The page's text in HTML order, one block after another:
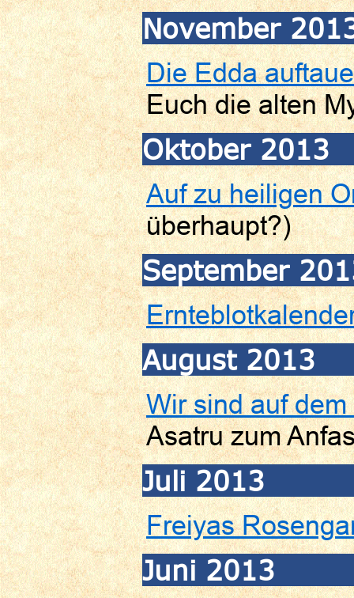
November
Die Edda
Euch die alten
Oktober 2013
Auf zu heiligen
überhaupt?)
September
August 2013
Wir sind auf
Asatru zum
Juli 2013
Freiyas
Juni 2013